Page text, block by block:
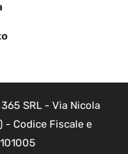
SRL - Via Nicola
- Codice Fiscale e